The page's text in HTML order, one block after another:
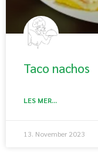
Taco nachos
LES MER...
13. November 2023